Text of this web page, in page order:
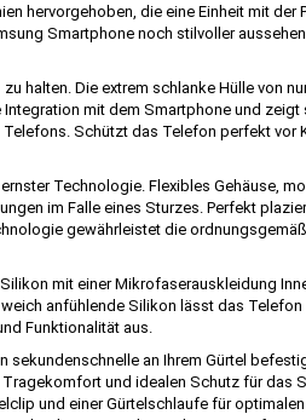
hervorgehoben, die eine Einheit mit der
Smartphone noch stilvoller
halten. Die extrem schlanke Hülle von
mit dem Smartphone und zeigt
Schützt das Telefon perfekt vor
Technologie. Flexibles Gehäuse,
im Falle eines Sturzes. Perfekt
gewährleistet die
mit einer Mikrofaserauskleidung
anfühlende Silikon lässt das Telefon
Funktionalität aus.
an Ihrem Gürtel
und idealen Schutz für das
und einer Gürtelschlaufe für